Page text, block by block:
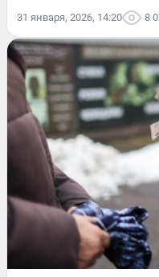
31 января, 2026, 14:20 8